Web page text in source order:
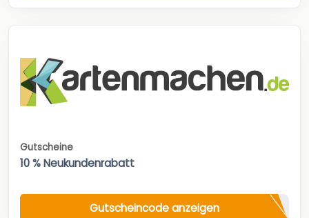
Gutscheine
10 % Neukundenrabatt
Gutscheincode anzeigen